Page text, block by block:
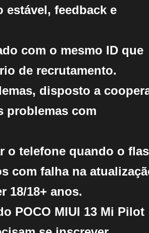
estável, feedback e
com o mesmo ID que
de recrutamento.
disposto a
problemas com
o telefone quando o
com falha na
18/18+ anos.
POCO MIUI 13 Mi Pilot